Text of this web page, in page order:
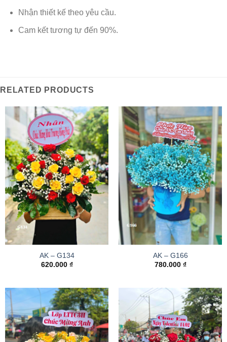
Nhận thiết kế theo yêu cầu.
Cam kết tương tự đến 90%.
RELATED PRODUCTS
AK – G134
620.000 ₫
AK – G166
780.000 ₫